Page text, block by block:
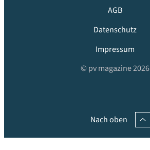
AGB
Datenschutz
Impressum
© pv magazine 2026
Nach oben